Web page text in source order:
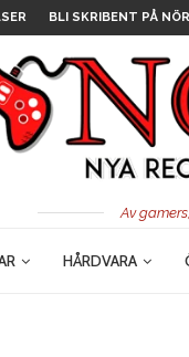
BLI SKRIBENT PÅ
Av
HÅRDVARA